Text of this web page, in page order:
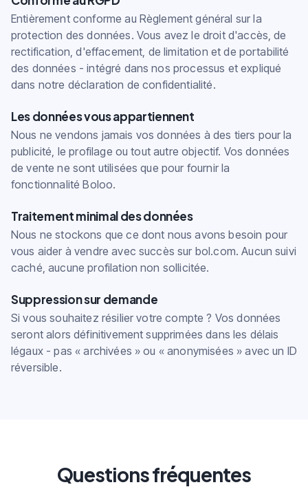
Entièrement conforme au Règlement général sur la
protection des données. Vous avez le droit d'accès, de
rectification, d'effacement, de limitation et de portabilité
des données - intégré dans nos processus et expliqué
dans notre déclaration de confidentialité.
Les données vous appartiennent
Nous ne vendons jamais vos données à des tiers pour la
publicité, le profilage ou tout autre objectif. Vos données
de vente ne sont utilisées que pour fournir la
fonctionnalité Boloo.
Traitement minimal des données
Nous ne stockons que ce dont nous avons besoin pour
vous aider à vendre avec succès sur bol.com. Aucun suivi
caché, aucune profilation non sollicitée.
Suppression sur demande
Si vous souhaitez résilier votre compte ? Vos données
seront alors définitivement supprimées dans les délais
légaux - pas « archivées » ou « anonymisées » avec un ID
réversible.
Questions fréquentes